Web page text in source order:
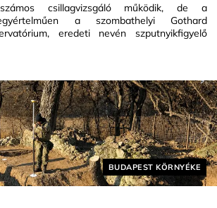
Helyszín címkék:
BUDAPEST KÖRNYÉKE
számos csillagvizsgáló működik, de a
a szombathelyi Gothard
eredeti nevén szputnyikfigyelő